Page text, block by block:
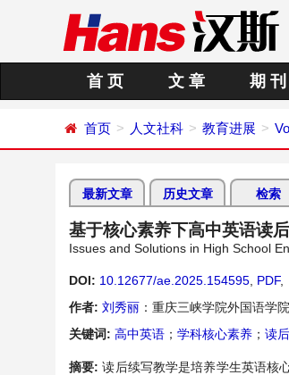
首 页 文 章 期 刊
首页 人文社科 教育进展
最新文章 历史文章 检索
基于核心素养下高中英语读
Issues and Solutions in High School
DOI: 10.12677/ae.2025.154595 PDF,
作者: 刘秀丽 ：重庆三峡学院外国语学
关键词: 高中英语 ； 学科核心素养 ； 读
摘要:读后续写教学是培养学生英语核